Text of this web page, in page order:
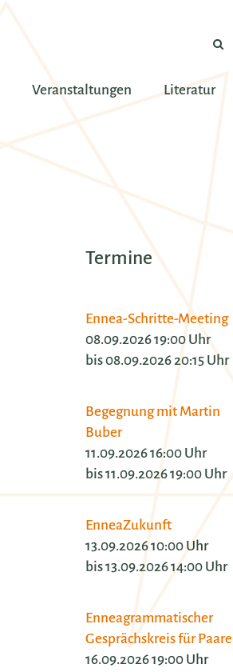
Veranstaltungen Literatur
Termine
Ennea-Schritte-Meeting
08.09.2026 19:00 Uhr
bis 08.09.2026 20:15 Uhr
Begegnung mit Martin
Buber
11.09.2026 16:00 Uhr
bis 11.09.2026 19:00 Uhr
EnneaZukunft
13.09.2026 10:00 Uhr
bis 13.09.2026 14:00 Uhr
Enneagrammatischer
Gesprächskreis für Paare
16.09.2026 19:00 Uhr